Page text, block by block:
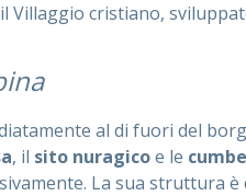
Villaggio cristiano,
al di fuori del
, il sito nuragicoe le
La sua struttura